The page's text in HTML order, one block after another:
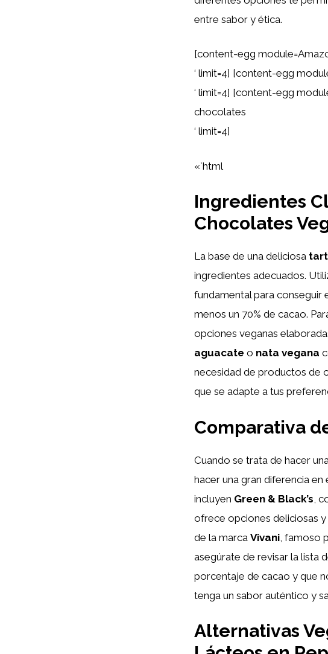
entre sabor y ética.
[content-egg
‘ limit=4] [content-egg
‘ limit=4] [content-egg
chocolates
‘ limit=4]
«`html
Ingredientes
Chocolates
La base de una deliciosa
ingredientes adecuados.
fundamental para conseguir
menos un 70% de cacao.
opciones veganas
aguacate o nata vegana
necesidad de productos de
que se adapte a tus
Comparativa
Cuando se trata de hacer
hacer una gran diferencia
incluyen Green & Black’s ,
ofrece opciones deliciosas
de la marca Vivani , famoso
asegúrate de revisar la lista
porcentaje de cacao y que
tenga un sabor auténtico y
Alternativas